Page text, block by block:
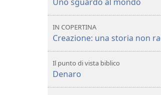
Creazione:
storia
non storia
IN COPERTINA
Creazione: una storia non
Il punto di vista biblico
Denaro